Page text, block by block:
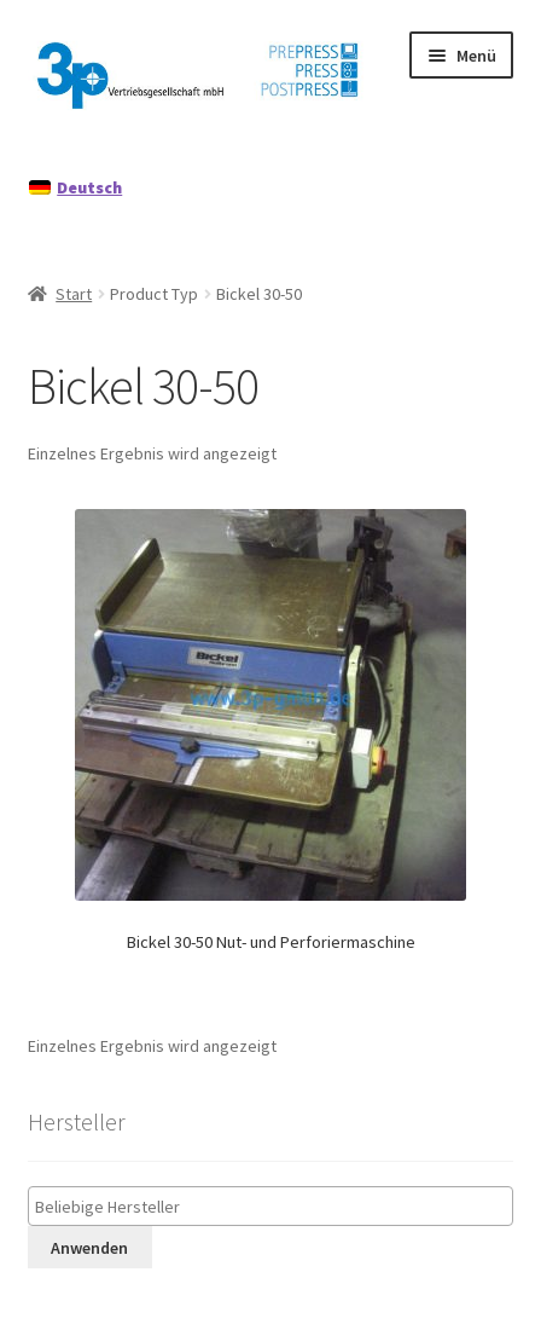
Zur
Navigation
springen
Zum
Inhalt
springen
Menü
Datenschutz
Mein Konto
Deutsch
Start Product Typ Bickel 30-50
Bickel 30-50
Einzelnes Ergebnis wird angezeigt
Bickel 30-50 Nut- und Perforiermaschine
Einzelnes Ergebnis wird angezeigt
Hersteller
Anwenden